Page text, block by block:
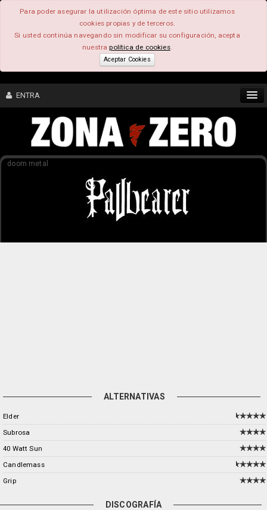
Para poder asegurar la utilización óptima de este sitio utilizamos
cookies propias y de terceros.
Si usted continúa navegando sin modificar su configuración, acepta
nuestrapolítica de cookies.
Aceptar Cookies
ENTRA
CONTENIDO
doom metal
ALTERNATIVAS
Elder
Subrosa
40 Watt Sun
Candlemass
Grip
DISCOGRAFÍA